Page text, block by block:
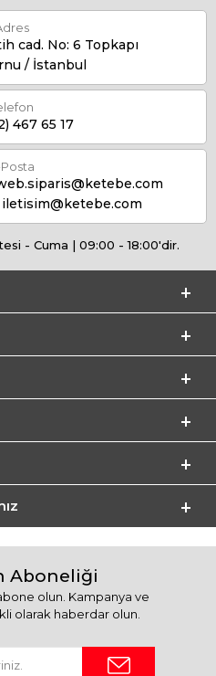
cad. No: 6 Topkapı
/ İstanbul
467 65 17
iletisim@ketebe.com
- Cuma | 09:00 - 18:00'dir.
Aboneliği
olun. Kampanya ve
olarak haberdar olun.